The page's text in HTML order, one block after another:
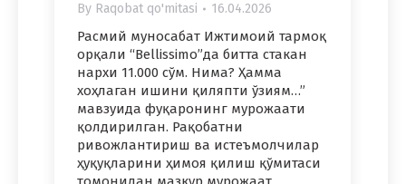
By Raqobat qo'mitasi 16.04.2026
Расмий муносабат Ижтимоий тармоқ
орқали “Bellissimo”да битта стакан
нархи 11.000 сўм. Нима? Ҳамма
хоҳлаган ишини қиляпти ўзиям…”
мавзуида фуқаронинг мурожаати
қолдирилган. Рақобатни
ривожлантириш ва истеъмолчилар
ҳуқуқларини ҳимоя қилиш қўмитаси